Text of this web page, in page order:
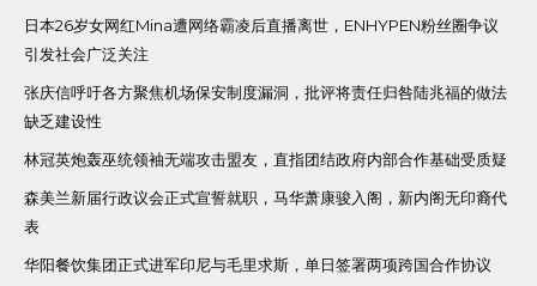
日本26岁女网红Mina遭网络霸凌后直播离世，ENHYPEN粉丝圈争议
引发社会广泛关注
张庆信呼吁各方聚焦机场保安制度漏洞，批评将责任归咎陆兆福的做法
缺乏建设性
林冠英炮轰巫统领袖无端攻击盟友，直指团结政府内部合作基础受质疑
森美兰新届行政议会正式宣誓就职，马华萧康骏入阁，新内阁无印裔代
表
华阳餐饮集团正式进军印尼与毛里求斯，单日签署两项跨国合作协议